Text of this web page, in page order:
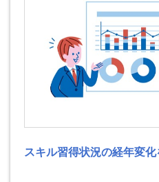
スキル習得状況の経年変